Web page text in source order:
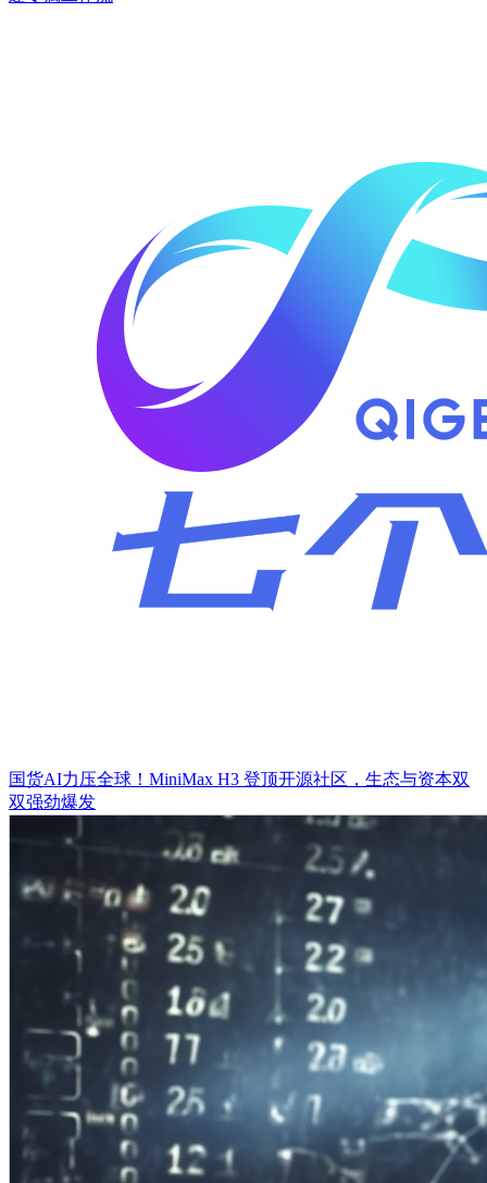
国货AI力压全球！MiniMax H3 登顶开源社区，生态与资本双
双强劲爆发